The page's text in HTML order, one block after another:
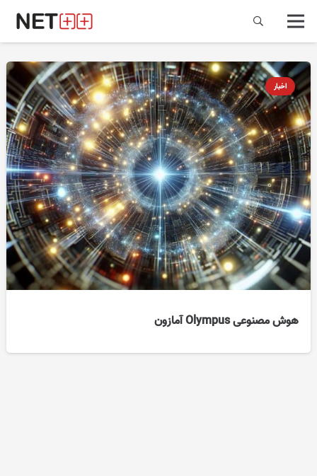
اخبار
هوش مصنوعی Olympus آمازون